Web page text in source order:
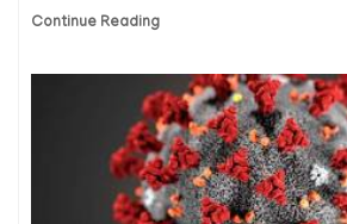
Continue Reading